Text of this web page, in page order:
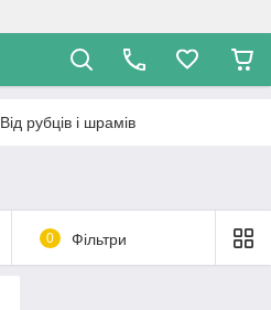
Від рубців і шрамів
0 Фільтри